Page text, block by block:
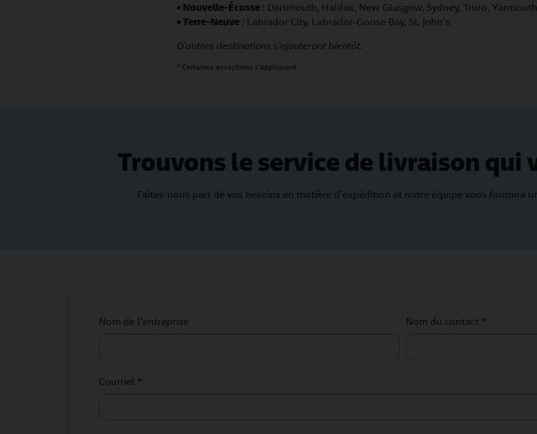
• Nouvelle-Écosse : Dartmouth, Halifax, New Glasgow, Sydney, Truro, Yarmouth
•Terre-Neuve : Labrador City, Labrador-Goose Bay, St. John's
D'autres destinations s'ajouteront bientôt.
* Certaines exceptions s'appliquent.
Trouvons le service de livraison qui
Faites-nous part de vos besoins en matière d'expédition et notre équipe vous fournira
Nom de l'entreprise Nom du contact *
Courriel *